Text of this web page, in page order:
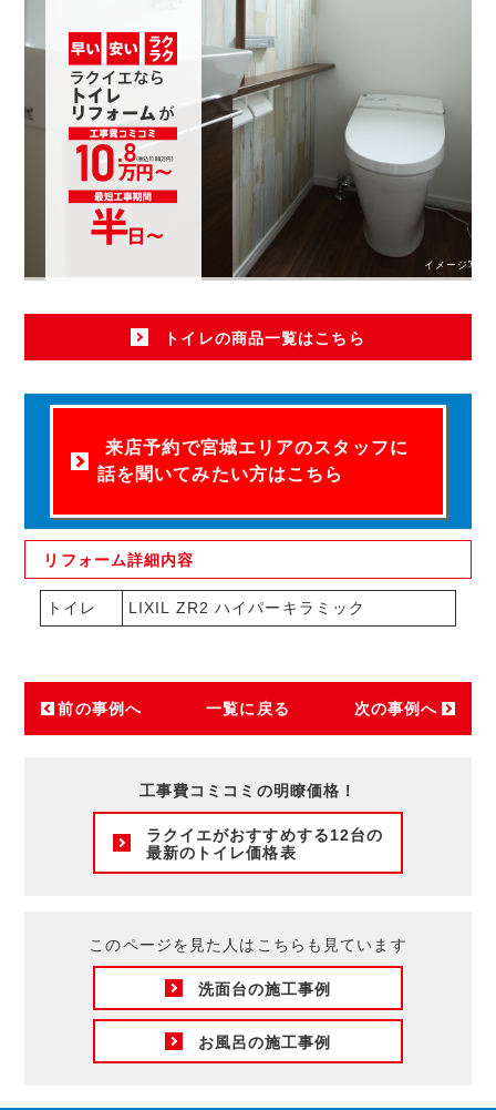
イメージ写真
トイレの商品一覧はこちら
来店予約で宮城エリアのスタッフに
話を聞いてみたい方はこちら
リフォーム詳細内容
トイレ LIXIL ZR2 ハイパーキラミック
前の事例へ 一覧に戻る 次の事例へ
工事費コミコミの明瞭価格！
ラクイエがおすすめする12台の
最新のトイレ価格表
このページを見た人はこちらも見ています
洗面台の施工事例
お風呂の施工事例